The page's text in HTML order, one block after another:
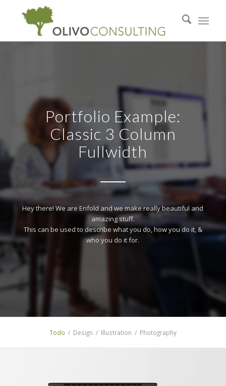
Portfolio Example:
Classic 3 Column
Fullwidth
Hey there! We are Enfold and we make really beautiful and
amazing stuff.
This can be used to describe what you do, how you do it, &
who you do it for.
Todo / Design / Illustration / Photography